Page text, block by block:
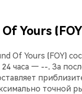
Yours
Of Yours (FOY)
часа — --. За
точной